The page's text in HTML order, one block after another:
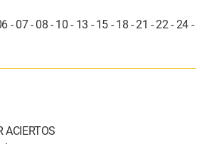
- 07 - 08 - 10 - 13 - 15 - 18 - 21 - 22 - 24 -
ACIERTOS